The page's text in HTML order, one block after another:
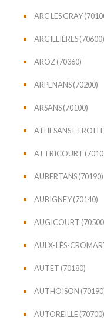
ARC LES GRAY
ARGILLIÈRES (70600)
AROZ (70360)
ARPENANS (70200)
ARSANS (70100)
ATHESANS
ATTRICOURT
AUBERTANS (70190)
AUBIGNEY (70140)
AUGICOURT
AULX-LÈS-
AUTET (70180)
AUTHOISON
AUTOREILLE (70700)